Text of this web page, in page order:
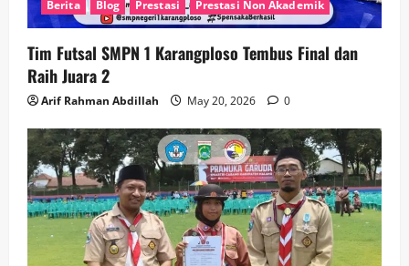
Berita Blog Prestasi Prestasi Non Akademik
Tim Futsal SMPN 1 Karangploso Tembus Final dan
Raih Juara 2
Arif Rahman Abdillah May 20, 2026 0